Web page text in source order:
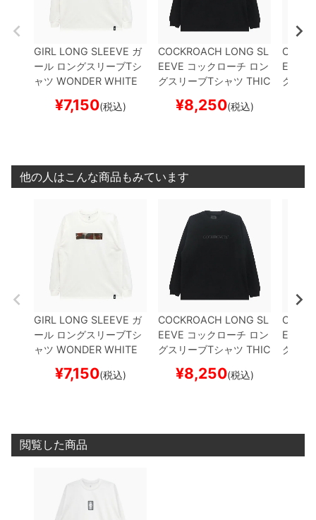
GIRL LONG SLEEVE ガ
ール ロングスリーブTシ
ャツ WONDER WHITE
¥7,150(税込)
COCKROACH LONG SL
EEVE コックローチ ロン
グスリーブTシャツ THIC
LACKスケートボード ス
¥8,250(税込)
EEVE
グスリ
他の人はこんな商品もみています
GIRL LONG SLEEVE ガ
ール ロングスリーブTシ
ャツ WONDER WHITE
¥7,150(税込)
COCKROACH LONG SL
EEVE コックローチ ロン
グスリーブTシャツ THIC
LACKスケートボード ス
¥8,250(税込)
EEVE
グスリ
閲覧した商品